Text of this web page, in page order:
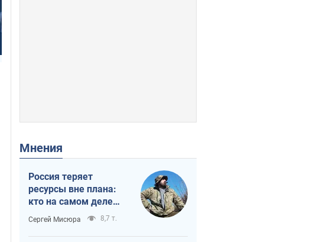
Мнения
Россия теряет
ресурсы вне плана:
кто на самом деле
диктует темп войны
Сергей Мисюра 8,7 т.